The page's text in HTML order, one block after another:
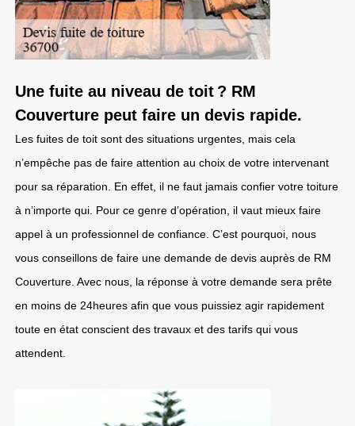
Une fuite au niveau de toit ? RM
Couverture peut faire un devis rapide.
Les fuites de toit sont des situations urgentes, mais cela
n’empêche pas de faire attention au choix de votre intervenant
pour sa réparation. En effet, il ne faut jamais confier votre toiture
à n’importe qui. Pour ce genre d’opération, il vaut mieux faire
appel à un professionnel de confiance. C’est pourquoi, nous
vous conseillons de faire une demande de devis auprès de RM
Couverture. Avec nous, la réponse à votre demande sera prête
en moins de 24heures afin que vous puissiez agir rapidement
toute en état conscient des travaux et des tarifs qui vous
attendent.